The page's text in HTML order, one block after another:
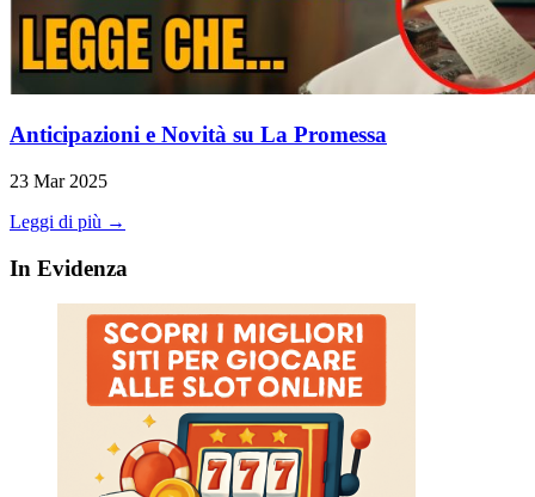
Anticipazioni e Novità su La Promessa
23 Mar 2025
Leggi di più →
In Evidenza